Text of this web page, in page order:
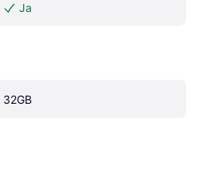
Ja
32GB